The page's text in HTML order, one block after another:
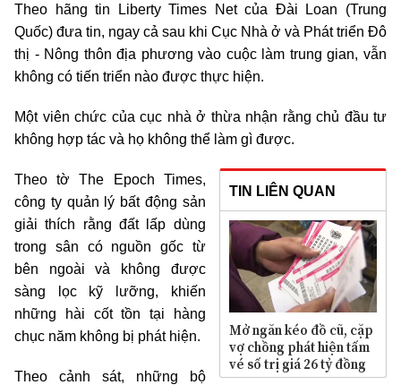
Theo hãng tin Liberty Times Net của Đài Loan (Trung
Quốc) đưa tin, ngay cả sau khi Cục Nhà ở và Phát triển Đô
thị - Nông thôn địa phương vào cuộc làm trung gian, vẫn
không có tiến triển nào được thực hiện.
Một viên chức của cục nhà ở thừa nhận rằng chủ đầu tư
không hợp tác và họ không thể làm gì được.
TIN LIÊN QUAN
Mở ngăn kéo đồ cũ, cặp
vợ chồng phát hiện tấm
vé số trị giá 26 tỷ đồng
Theo tờ The Epoch Times,
công ty quản lý bất động sản
giải thích rằng đất lấp dùng
trong sân có nguồn gốc từ
bên ngoài và không được
sàng lọc kỹ lưỡng, khiến
những hài cốt tồn tại hàng
chục năm không bị phát hiện.
Theo cảnh sát, những bộ